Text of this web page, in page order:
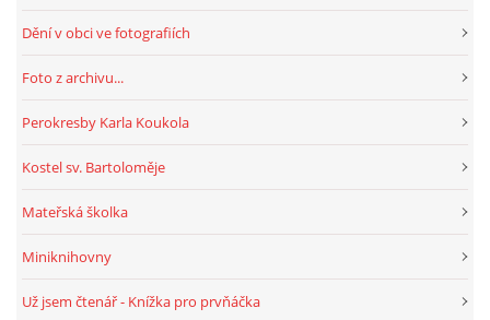
Dění v obci ve fotografiích
Foto z archivu...
Perokresby Karla Koukola
Kostel sv. Bartoloměje
Mateřská školka
Miniknihovny
Už jsem čtenář - Knížka pro prvňáčka